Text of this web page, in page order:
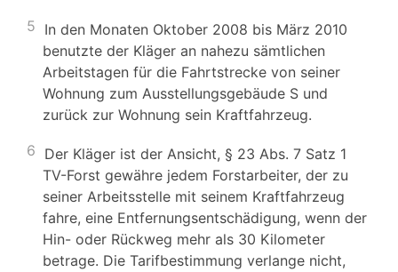
5 In den Monaten Oktober 2008 bis März 2010
benutzte der Kläger an nahezu sämtlichen
Arbeitstagen für die Fahrtstrecke von seiner
Wohnung zum Ausstellungsgebäude S und
zurück zur Wohnung sein Kraftfahrzeug.
6 Der Kläger ist der Ansicht, § 23 Abs. 7 Satz 1
TV-Forst gewähre jedem Forstarbeiter, der zu
seiner Arbeitsstelle mit seinem Kraftfahrzeug
fahre, eine Entfernungsentschädigung, wenn der
Hin- oder Rückweg mehr als 30 Kilometer
betrage. Die Tarifbestimmung verlange nicht,